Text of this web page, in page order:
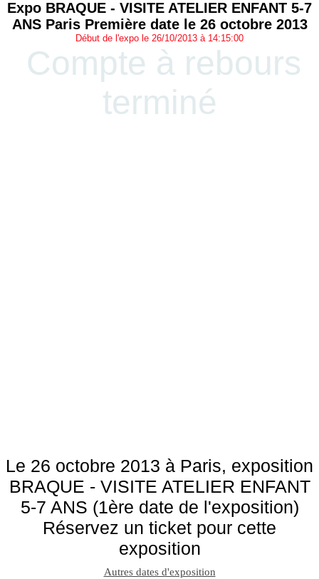
Expo BRAQUE - VISITE ATELIER ENFANT 5-7
ANS Paris Première date le 26 octobre 2013
Début de l'expo le 26/10/2013 à 14:15:00
Compte à rebours
terminé
Le 26 octobre 2013 à Paris, exposition
BRAQUE - VISITE ATELIER ENFANT
5-7 ANS (1ère date de l'exposition)
Réservez un ticket pour cette
exposition
Autres dates d'exposition